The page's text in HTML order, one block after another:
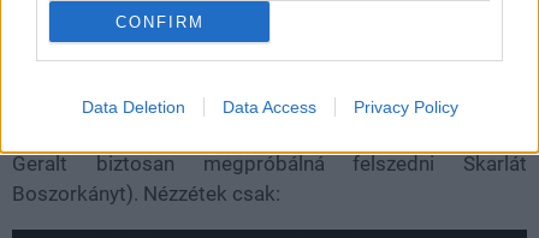
CONFIRM
Data Deletion Data Access Privacy Policy
Egy YouTube felhasználó, bizonyos Eduku fogta a The
Witcher 3 eddigi látnivalóit, majd úgy vágta össze azokat
körítve, hogy Ríviai Geralt utolsó kalandja simán
Geralt biztosan megpróbálná felszedni Skarlát
Boszorkányt). Nézzétek csak: